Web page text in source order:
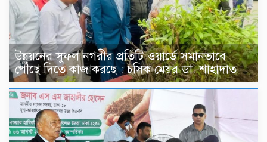
উন্নয়নের সুফল নগরীর প্রতিটি ওয়ার্ডে সমানভাবে
পৌঁছে দিতে কাজ করছে : চসিক মেয়র ডা. শাহাদাত